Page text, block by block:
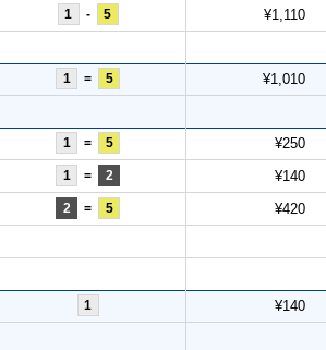
1 - 5 ¥1,110
1 = 5 ¥1,010
1 = 5 ¥250
1 = 2 ¥140
2 = 5 ¥420
1 ¥140